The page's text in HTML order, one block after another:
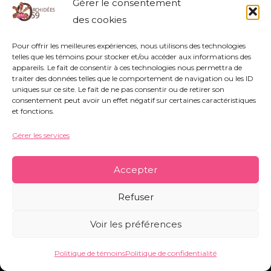
Gérer le consentement
des cookies
Pour offrir les meilleures expériences, nous utilisons des technologies
telles que les témoins pour stocker et/ou accéder aux informations des
appareils. Le fait de consentir à ces technologies nous permettra de
traiter des données telles que le comportement de navigation ou les ID
uniques sur ce site. Le fait de ne pas consentir ou de retirer son
consentement peut avoir un effet négatif sur certaines caractéristiques
et fonctions.
Gérer les services
Accepter
Refuser
Voir les préférences
Politique de témoinsPolitique de confidentialité
rue Nestor Bouliez - 59690 Vieux-Condé -
orchidees59@orange.fr
Politique de témoins
Conditions générales
Copyright © 2026 Orchidées 59 | Réalisé par CO&COM